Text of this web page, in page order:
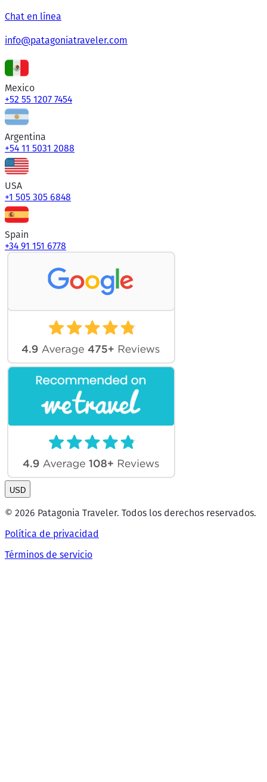
Chat en línea
info@patagoniatraveler.com
Mexico
+52 55 1207 7454
Argentina
+54 11 5031 2088
USA
+1 505 305 6848
Spain
+34 91 151 6778
USD
© 2026 Patagonia Traveler. Todos los derechos reservados.
Política de privacidad
Términos de servicio